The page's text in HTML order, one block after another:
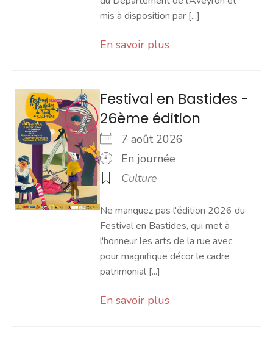
mis à disposition par [...]
En savoir plus
Festival en Bastides -
26ème édition
7 août 2026
En journée
Culture
Ne manquez pas l'édition 2026 du
Festival en Bastides, qui met à
l'honneur les arts de la rue avec
pour magnifique décor le cadre
patrimonial [...]
En savoir plus